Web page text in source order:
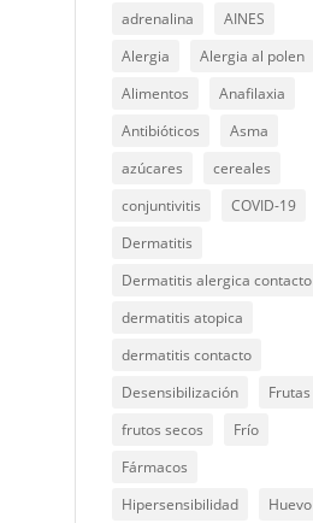
adrenalina
AINES
Alergia
Alergia al polen
Alimentos
Anafilaxia
Antibióticos
Asma
azúcares
cereales
conjuntivitis
COVID-19
Dermatitis
Dermatitis alergica contacto
dermatitis atopica
dermatitis contacto
Desensibilización
Frutas
frutos secos
Frío
Fármacos
Hipersensibilidad
Huevo